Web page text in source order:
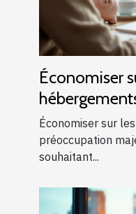
Économiser
comment
Économiser sur
préoccupation
souhaitant...